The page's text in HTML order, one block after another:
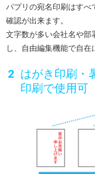
パプリの宛名印刷はすべ
確認が出来ます。
文字数が多い会社名や部
し、自由編集機能で自在
はがき印刷・
印刷で使用可